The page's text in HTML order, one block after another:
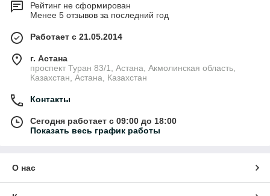
Рейтинг не сформирован
Менее 5 отзывов за последний год
Работает с 21.05.2014
г. Астана
проспект Туран 83/1, Астана, Акмолинская область,
Казахстан, Астана, Казахстан
Контакты
Сегодня работает с 09:00 до 18:00
Показать весь график работы
О нас